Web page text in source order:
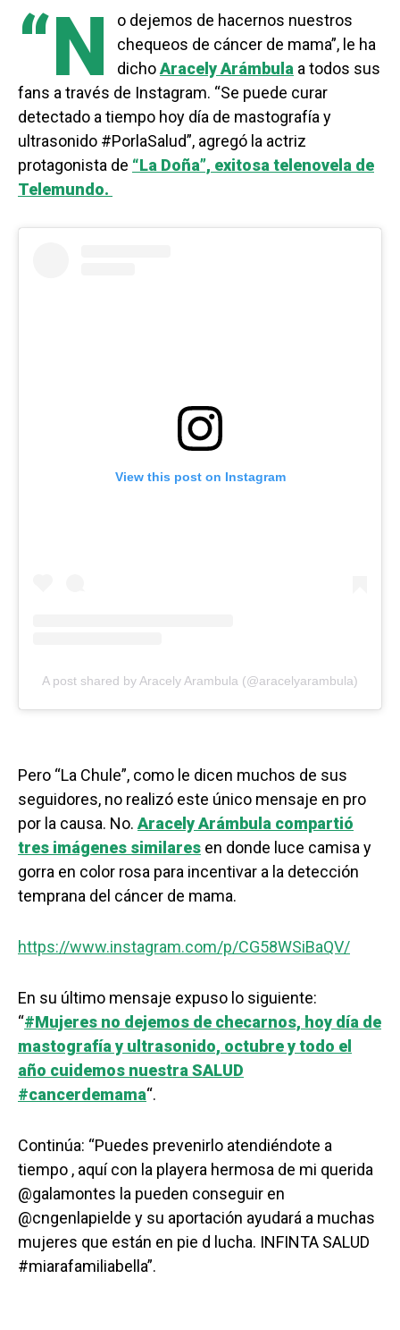
“N
o dejemos de hacernos nuestros
chequeos de cáncer de mama”, le ha
dichoAracely Arámbula a todos sus
fans a través de Instagram. “Se puede curar
detectado a tiempo hoy día de mastografía y
ultrasonido #PorlaSalud”, agregó la actriz
protagonista de “La Doña”, exitosa telenovela de
Telemundo.
View this post on Instagram
A post shared by Aracely Arambula (@aracelyarambula)
Pero “La Chule”, como le dicen muchos de sus
seguidores, no realizó este único mensaje en pro
por la causa. No. Aracely Arámbula compartió
tres imágenes similares en donde luce camisa y
gorra en color rosa para incentivar a la detección
temprana del cáncer de mama.
https://www.instagram.com/p/CG58WSiBaQV/
En su último mensaje expuso lo siguiente:
“#Mujeres no dejemos de checarnos, hoy día de
mastografía y ultrasonido, octubre y todo el
año cuidemos nuestra SALUD
#cancerdemama“.
Continúa: “Puedes prevenirlo atendiéndote a
tiempo , aquí con la playera hermosa de mi querida
@galamontes la pueden conseguir en
@cngenlapielde y su aportación ayudará a muchas
mujeres que están en pie d lucha. INFINTA SALUD
#miarafamiliabella”.